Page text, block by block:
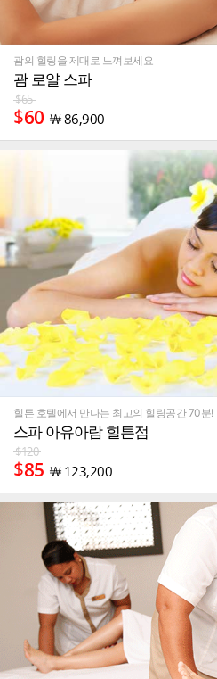
괌의 힐링을 제대로 느껴보세요
괌 로얄 스파
$65
$60 ￦86,900
힐튼 호텔에서 만나는 최고의 힐링공간 70분!
스파 아유아람 힐튼점
$120
$85 ￦ 123,200